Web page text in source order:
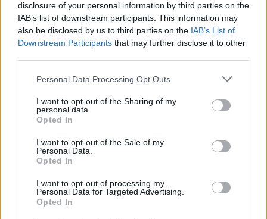
disclosure of your personal information by third parties on the
IAB’s list of downstream participants. This information may
also be disclosed by us to third parties on the IAB’s List of
Downstream Participants that may further disclose it to other
Personal Data Processing Opt Outs
I want to opt-out of the Sharing of my
personal data.
Opted In
I want to opt-out of the Sale of my
Personal Data.
Opted In
I want to opt-out of processing my
Personal Data for Targeted Advertising.
Opted In
Altri articoli che potrebbero piacerti